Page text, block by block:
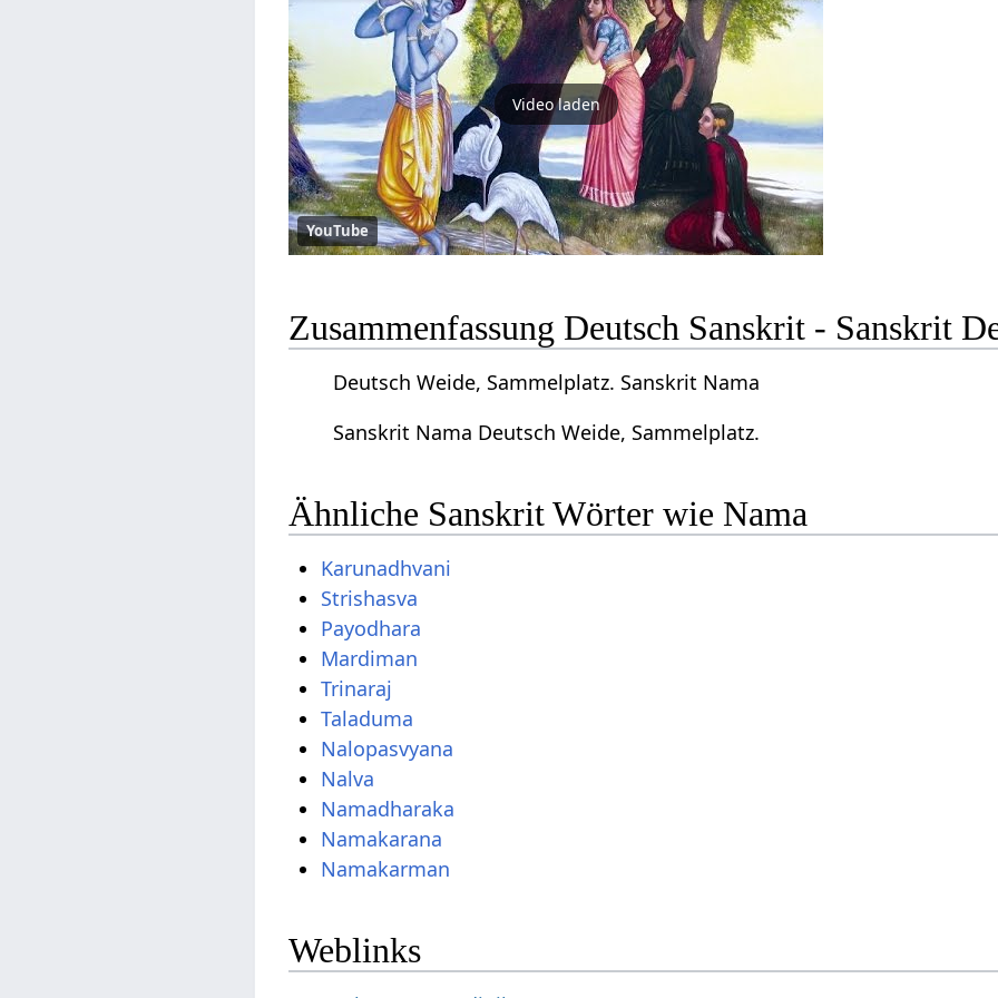
Video laden
YouTube
Zusammenfassung Deutsch Sanskrit - Sanskrit
Deutsch Weide, Sammelplatz. Sanskrit Nama
Sanskrit Nama Deutsch Weide, Sammelplatz.
Ähnliche Sanskrit Wörter wie Nama
Karunadhvani
Strishasva
Payodhara
Mardiman
Trinaraj
Taladuma
Nalopasvyana
Nalva
Namadharaka
Namakarana
Namakarman
Weblinks